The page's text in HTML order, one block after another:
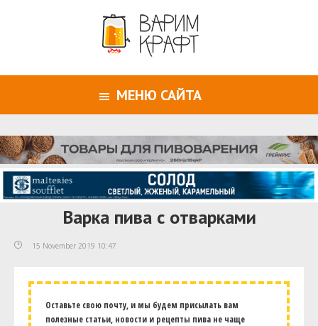
МЕНЮ САЙТА
Варка пива с отварками
15 November 2019 10:47
Оставьте свою почту, и мы будем присылать вам
полезные статьи, новости и рецепты пива не чаще